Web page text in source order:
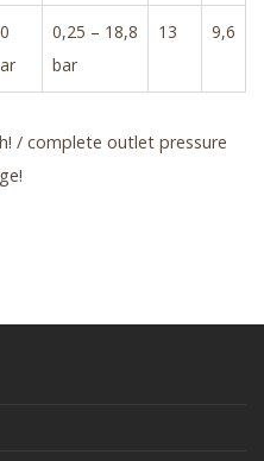
0,25 – 18,8
bar
13 9,6
/ complete outlet pressure